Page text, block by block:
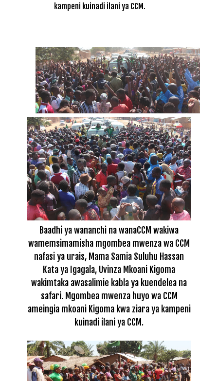
kampeni kuinadi ilani ya CCM.
Baadhi ya wananchi na wanaCCM wakiwa
wamemsimamisha mgombea mwenza wa CCM
nafasi ya urais, Mama Samia Suluhu Hassan
Kata ya Igagala, Uvinza Mkoani Kigoma
wakimtaka awasalimie kabla ya kuendelea na
safari. Mgombea mwenza huyo wa CCM
ameingia mkoani Kigoma kwa ziara ya kampeni
kuinadi ilani ya CCM.